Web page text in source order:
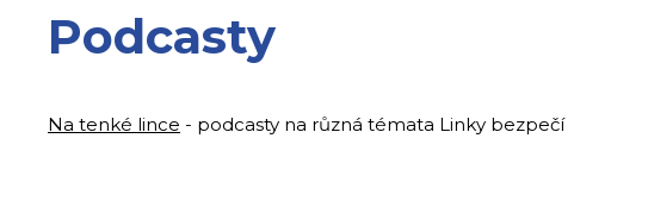
Podcasty
Na tenké lince - podcasty na různá témata Linky bezpečí